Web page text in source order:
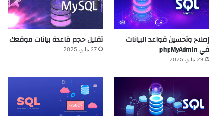
إصلاح وتحسين قواعد البيانات
في phpMyAdmin
29 مايو، 2025
تقليل حجم قاعدة بيانات موقعك
27 مايو، 2025